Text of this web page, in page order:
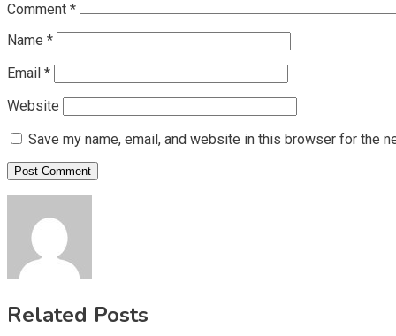
Comment *
Name *
Email *
Website
Save my name, email, and website in this browser for the
Related Posts